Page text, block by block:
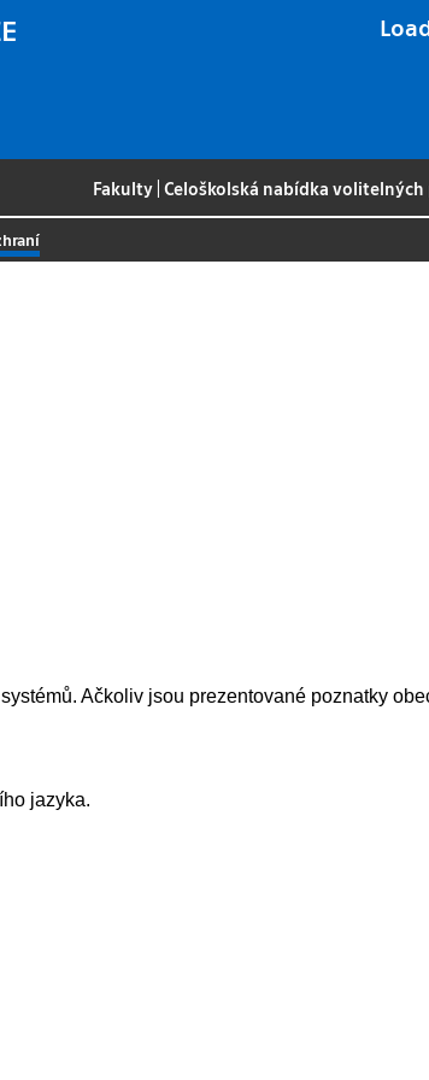
Fakulty |Celoškolská nabídka
Ačkoliv jsou prezentované poznatky
jazyka.